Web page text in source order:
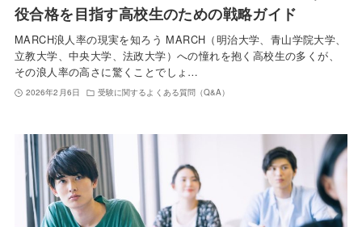
役合格を目指す高校生のための戦略ガイド
MARCH浪人率の現実を知ろう MARCH（明治大学、青山学院大学、
立教大学、中央大学、法政大学）への憧れを抱く高校生の多くが、
その浪人率の高さに驚くことでしょ…
2026年2月6日 受験に関するよくある質問（Q&A）